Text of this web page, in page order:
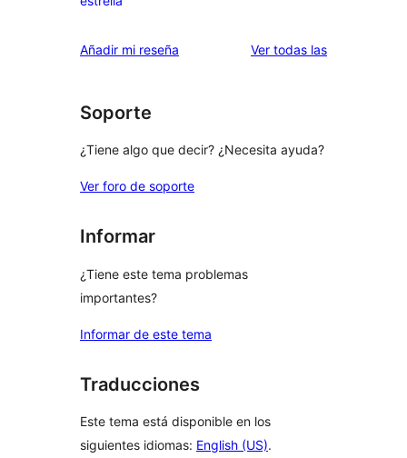
estrellas
de
Añadir mi reseña Ver todas lasvaloraciones
Soporte
¿Tiene algo que decir? ¿Necesita ayuda?
Ver foro de soporte
Informar
¿Tiene este tema problemas
importantes?
Informar de este tema
Traducciones
Este tema está disponible en los
siguientes idiomas: English (US).